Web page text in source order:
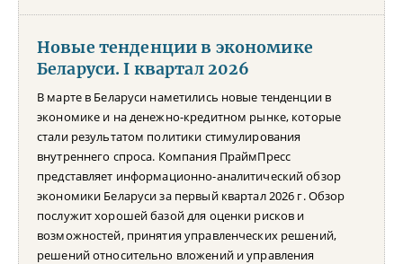
Новые тенденции в экономике
Беларуси. I квартал 2026
В марте в Беларуси наметились новые тенденции в
экономике и на денежно-кредитном рынке, которые
стали результатом политики стимулирования
внутреннего спроса. Компания ПраймПресс
представляет информационно-аналитический обзор
экономики Беларуси за первый квартал 2026 г. Обзор
послужит хорошей базой для оценки рисков и
возможностей, принятия управленческих решений,
решений относительно вложений и управления